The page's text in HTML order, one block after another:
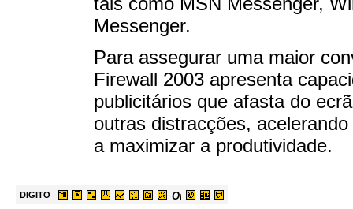
Messenger.
Para assegurar uma maior
Firewall 2003 apresenta
publicitários que afasta do
outras distracções,
a maximizar a produtividade.
DIGITO